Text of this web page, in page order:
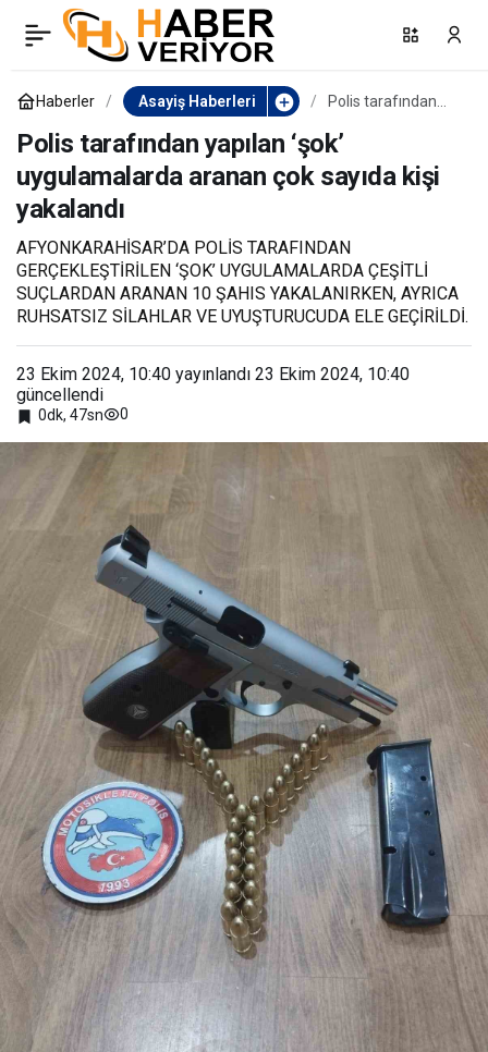
Haberler Asayiş Haberleri
Polis tarafından
uygulamalarda
aranan çok sayıda
kişi yakalandı
Polis tarafından yapılan ‘şok’
uygulamalarda aranan çok sayıda kişi
yakalandı
AFYONKARAHİSAR’DA POLİS TARAFINDAN
GERÇEKLEŞTİRİLEN ‘ŞOK’ UYGULAMALARDA ÇEŞİTLİ
SUÇLARDAN ARANAN 10 ŞAHIS YAKALANIRKEN, AYRICA
RUHSATSIZ SİLAHLAR VE UYUŞTURUCUDA ELE GEÇİRİLDİ.
23 Ekim 2024, 10:40 yayınlandı 23 Ekim 2024, 10:40
güncellendi
0dk, 47sn 0
Uyuşturucu madde ve
haplarla yakalanan
şüpheli tutuklandı
Paylaş